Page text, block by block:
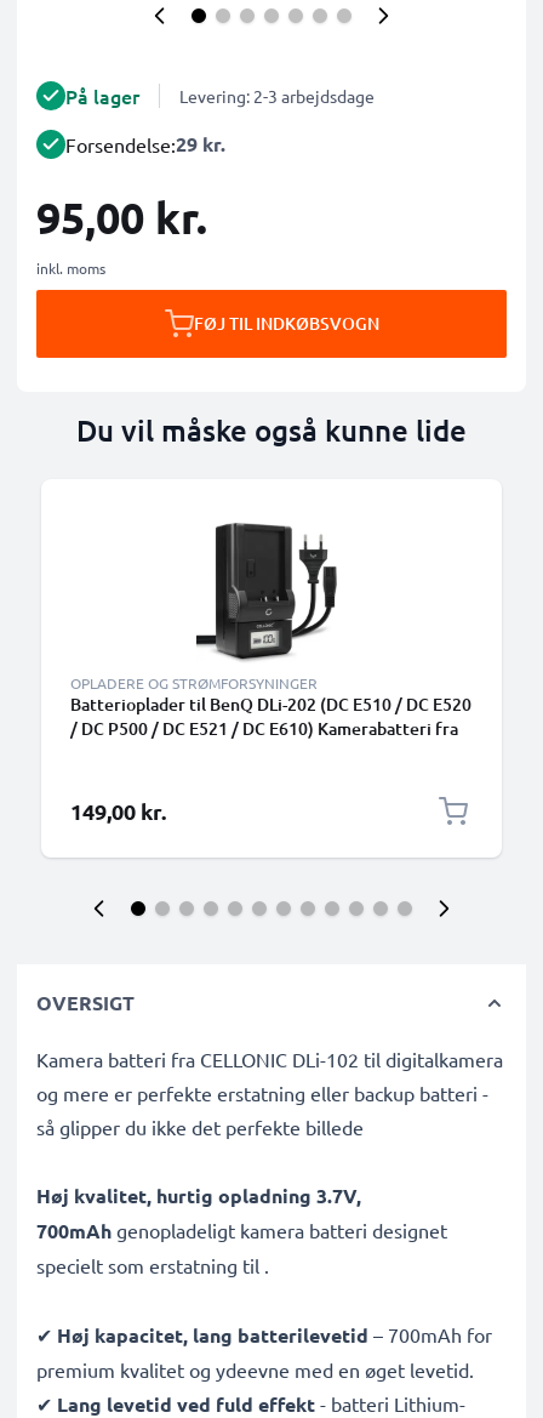
På lager Levering: 2-3 arbejdsdage
Forsendelse:29 kr.
95,00 kr.
inkl. moms
FØJ TIL INDKØBSVOGN
Du vil måske også kunne lide
OPLADERE OG STRØMFORSYNINGER
Batterioplader til BenQ DLi-202 (DC E510 / DC E520
/ DC P500 / DC E521 / DC E610) Kamerabatteri fra
149,00 kr.
OVERSIGT
Kamera batteri fra CELLONIC DLi-102 til digitalkamera
og mere er perfekte erstatning eller backup batteri -
så glipper du ikke det perfekte billede
Høj kvalitet, hurtig opladning 3.7V,
700mAh genopladeligt kamera batteri designet
specielt som erstatning til .
✔ Høj kapacitet, lang batterilevetid – 700mAh for
premium kvalitet og ydeevne med en øget levetid.
✔ Lang levetid ved fuld effekt - batteri Lithium-